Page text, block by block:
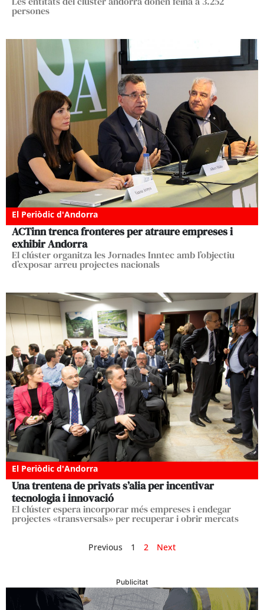
persones
El Periòdic d'Andorra
ACTinn trenca fronteres per atraure empreses i
exhibir Andorra
El clúster organitza les Jornades Inntec amb l’objectiu
d’exposar arreu projectes nacionals
El Periòdic d'Andorra
Una trentena de privats s’alia per incentivar
tecnologia i innovació
El clúster espera incorporar més empreses i endegar
projectes «transversals» per recuperar i obrir mercats
Previous 1 2 Next
Publicitat